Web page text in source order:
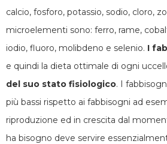
calcio, fosforo, potassio, sodio, cloro,
microelementi sono: ferro, rame,
iodio, fluoro, molibdeno e selenio. I
e quindi la dieta ottimale di ogni
del suo stato fisiologico. I
più bassi rispetto ai fabbisogni ad
riproduzione ed in crescita dal
ha bisogno deve servire